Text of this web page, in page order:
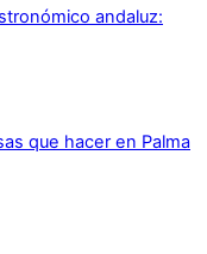
andaluz:
que hacer en Palma